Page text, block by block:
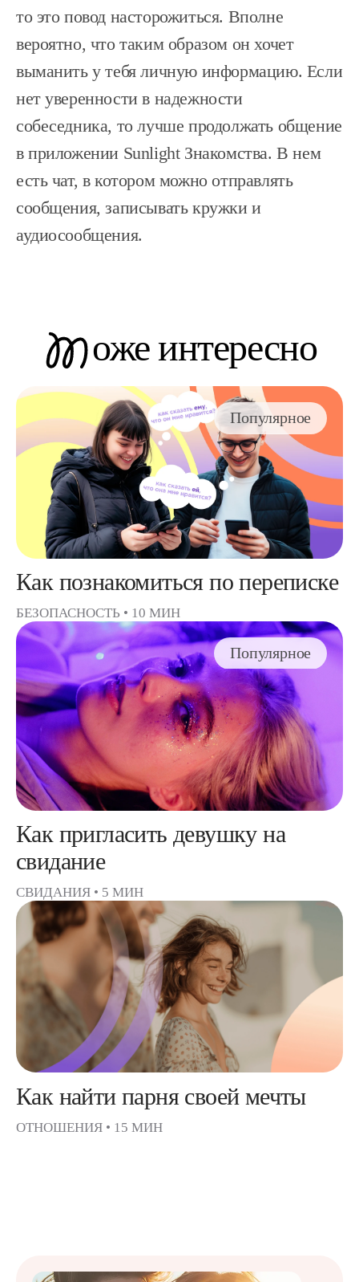
то это повод насторожиться. Вполне
вероятно, что таким образом он хочет
выманить у тебя личную информацию. Если
нет уверенности в надежности
собеседника, то лучше продолжать общение
в приложении Sunlight Знакомства. В нем
есть чат, в котором можно отправлять
сообщения, записывать кружки и
аудиосообщения.
оже интересно
Популярное
Как познакомиться по переписке
БЕЗОПАСНОСТЬ • 10 МИН
Популярное
Как пригласить девушку на
свидание
СВИДАНИЯ• 5 МИН
Как найти парня своей мечты
ОТНОШЕНИЯ• 15 МИН